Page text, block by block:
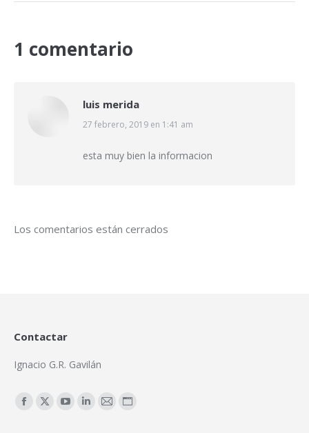
1 comentario
luis merida
dice:
27 febrero, 2019 en 1:41 am
esta muy bien la informacion
Los comentarios están cerrados
Contactar
Ignacio G.R. Gavilán
Encuéntranos en:
Facebook
X
YouTube
LinkedinMailSitio